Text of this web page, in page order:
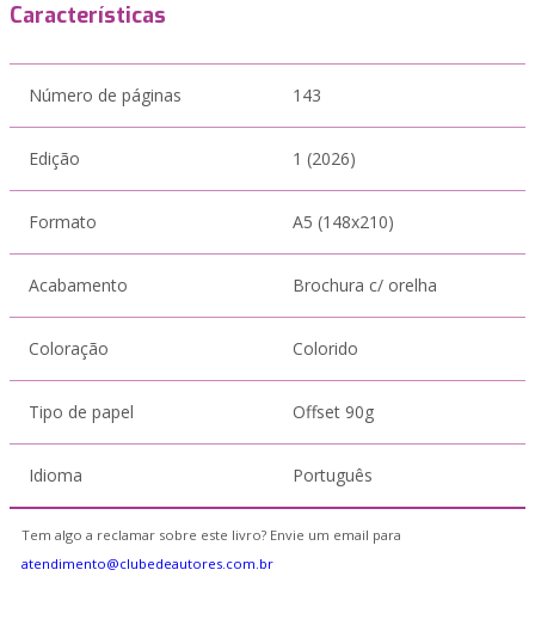
Características
Número de páginas 143
Edição 1 (2026)
Formato A5 (148x210)
Acabamento Brochura c/ orelha
Coloração Colorido
Tipo de papel Offset 90g
Idioma Português
Tem algo a reclamar sobre este livro? Envie um email para
atendimento@clubedeautores.com.br